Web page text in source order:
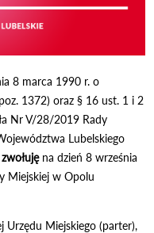
8 marca 1990 r. o
1372) oraz § 16 ust. 1 i 2
Nr V/28/2019 Rady
Lubelskiego
zwołujęna dzień 8 września
Miejskiej w Opolu
Urzędu Miejskiego (parter),